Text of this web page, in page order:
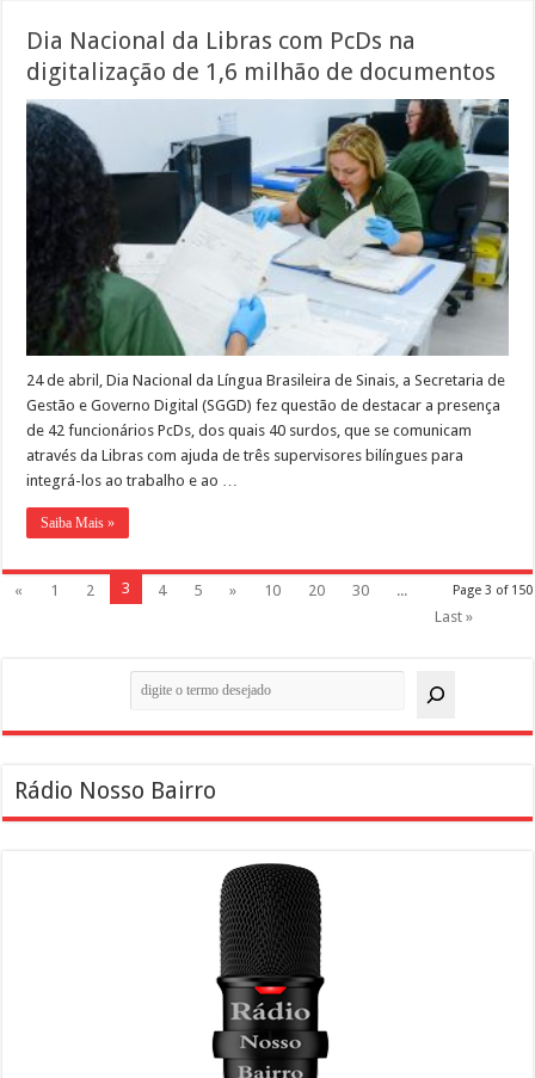
Dia Nacional da Libras com PcDs na
digitalização de 1,6 milhão de documentos
24 de abril, Dia Nacional da Língua Brasileira de Sinais, a Secretaria de
Gestão e Governo Digital (SGGD) fez questão de destacar a presença
de 42 funcionários PcDs, dos quais 40 surdos, que se comunicam
através da Libras com ajuda de três supervisores bilíngues para
integrá-los ao trabalho e ao …
Saiba Mais »
Page 3 of 150
« 1 2 3 4 5 » 10 20 30
...
Last »
Rádio Nosso Bairro